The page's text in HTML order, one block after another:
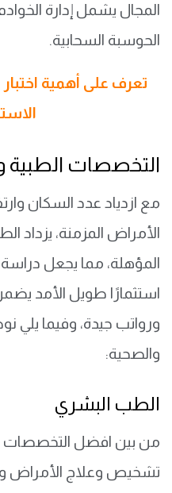
المجال يشمل إدارة
الحوسبة السحابية.
تعرف على أهمية
التخصصات الطبية
مع ازدياد عدد السكان
الأمراض المزمنة، يزداد
المؤهلة، مما يجعل
استثمارًا طويل الأمد
ورواتب جيدة، وفيما يلي
والصحية:
الطب البشري
من بين افضل التخصصات
تشخيص وعلاج الأمراض